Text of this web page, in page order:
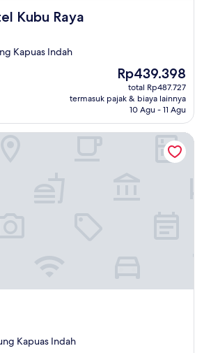
Kubu Raya
Raya
Kapuas Indah
Harga
sekarang
Rp439.398
Rp439.398
total Rp487.727
termasuk pajak & biaya lainnya
10 Agu - 11 Agu
Kapuas Indah